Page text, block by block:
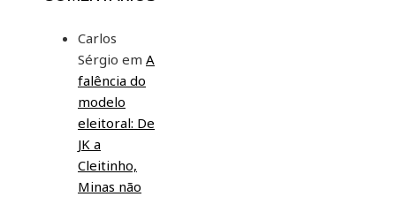
Carlos
Sérgio em A
falência do
modelo
eleitoral: De
JK a
Cleitinho,
Minas não